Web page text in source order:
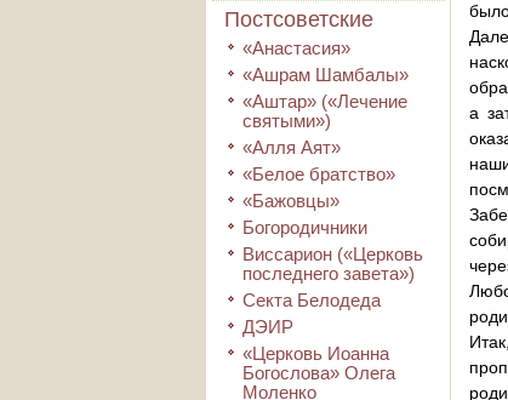
Постсоветские
«Анастасия»
«Ашрам Шамбалы»
«Аштар» («Лечение
святыми»)
«Алля Аят»
«Белое братство»
«Бажовцы»
Богородичники
Виссарион («Церковь
последнего завета»)
Секта Белодеда
ДЭИР
«Церковь Иоанна
Богослова» Олега
Моленко
а